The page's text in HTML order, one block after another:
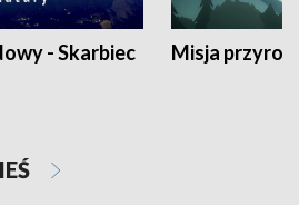
- Skarbiec
Misja